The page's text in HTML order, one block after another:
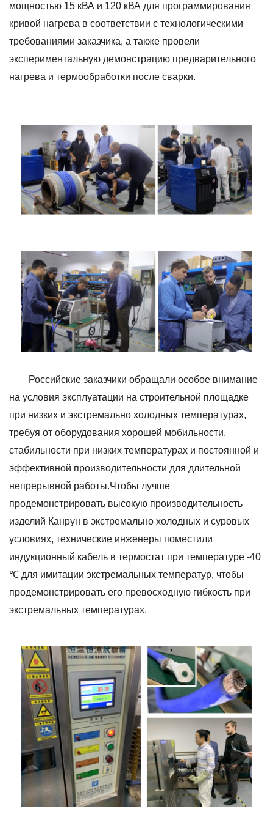
мощностью 15 кВА и 120 кВА для программирования
кривой нагрева в соответствии с технологическими
требованиями заказчика, а также провели
экспериментальную демонстрацию предварительного
нагрева и термообработки после сварки.
Российские заказчики обращали особое внимание
на условия эксплуатации на строительной площадке
при низких и экстремально холодных температурах,
требуя от оборудования хорошей мобильности,
стабильности при низких температурах и постоянной и
эффективной производительности для длительной
непрерывной работы.Чтобы лучше
продемонстрировать высокую производительность
изделий Канрун в экстремально холодных и суровых
условиях, технические инженеры поместили
индукционный кабель в термостат при температуре -40
℃ для имитации экстремальных температур, чтобы
продемонстрировать его превосходную гибкость при
экстремальных температурах.